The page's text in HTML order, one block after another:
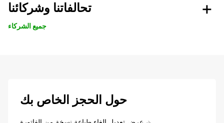
تحالفاتنا وشركائنا
جميع الشركاء
حول الحجز الخاص بك